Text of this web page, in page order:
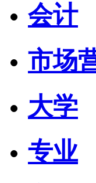
会计
市场
大学
专业